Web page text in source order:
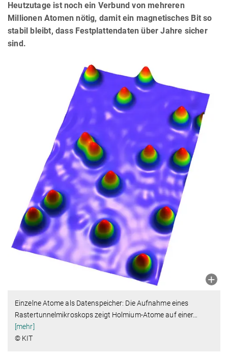
Heutzutage ist noch ein Verbund von mehreren
Millionen Atomen nötig, damit ein magnetisches Bit so
stabil bleibt, dass Festplattendaten über Jahre sicher
sind.
Einzelne Atome als Datenspeicher: Die Aufnahme eines
Rastertunnelmikroskops zeigt Holmium-Atome auf einer…
[mehr]
© KIT